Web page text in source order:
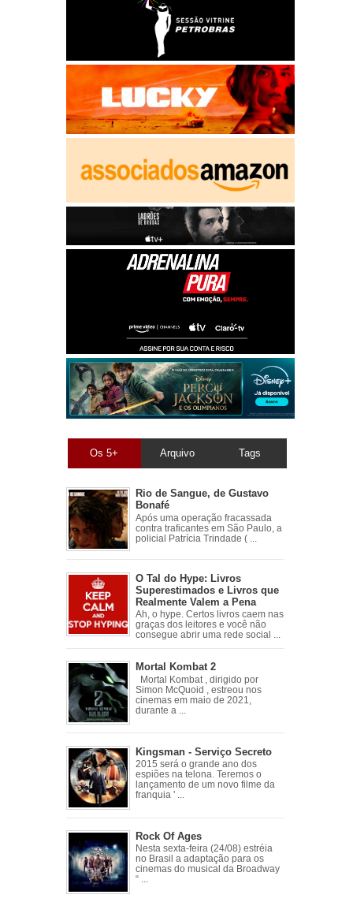
Os 5+ Arquivo Tags
Rio de Sangue, de Gustavo
Bonafé
Após uma operação fracassada
contra traficantes em São Paulo, a
policial Patrícia Trindade ( ...
O Tal do Hype: Livros
Superestimados e Livros que
Realmente Valem a Pena
Ah, o hype. Certos livros caem nas
graças dos leitores e você não
consegue abrir uma rede social ...
Mortal Kombat 2
Mortal Kombat , dirigido por
Simon McQuoid , estreou nos
cinemas em maio de 2021,
durante a ...
Kingsman - Serviço Secreto
2015 será o grande ano dos
espiões na telona. Teremos o
lançamento de um novo filme da
franquia ' ...
Rock Of Ages
Nesta sexta-feira (24/08) estréia
no Brasil a adaptação para os
cinemas do musical da Broadway
“ ...